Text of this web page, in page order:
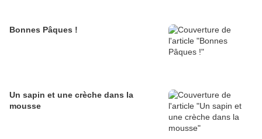
Bonnes Pâques !
Un sapin et une crèche dans la
mousse